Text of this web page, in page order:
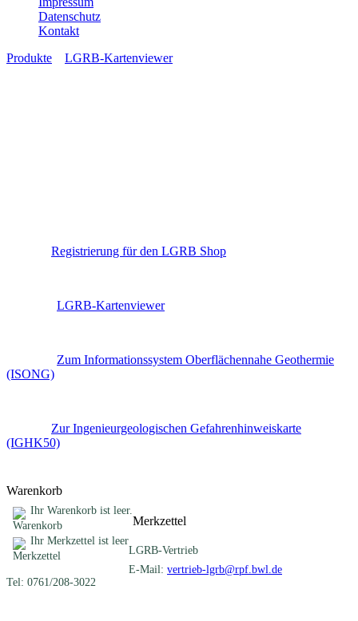
Datenschutz
Kontakt
Produkte
LGRB-Kartenviewer
Registrierung für den LGRB Shop
LGRB-Kartenviewer“
Zum Informationssystem Oberflächennahe Geothermie
(ISONG)
Zur Ingenieurgeologischen Gefahrenhinweiskarte
(IGHK50)
Warenkorb
Ihr Warenkorb ist leer.
Merkzettel
Ihr Merkzettel ist leer
LGRB-Vertrieb
E-Mail: vertrieb-lgrb@rpf.bwl.de
Tel: 0761/208-3022